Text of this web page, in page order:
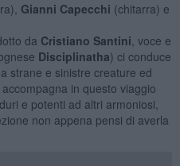
Gianni Capecchi (chitarra) e
da Cristiano Santini , voce e
Disciplinatha) ci conduce
strane e sinistre creature ed
in questo viaggio
e potenti ad altri armoniosi,
non appena pensi di averla